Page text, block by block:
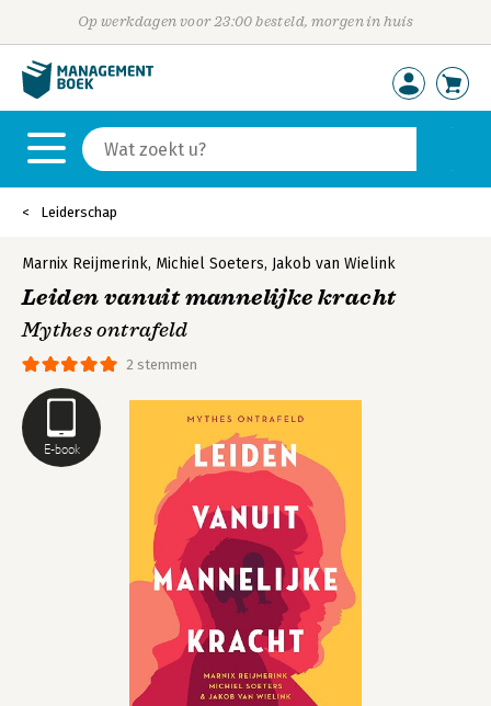
Op werkdagen voor 23:00 besteld, morgen in huis
Leiderschap
E-book
2 stemmen
Marnix Reijmerink, Michiel Soeters, Jakob van Wielink
Leiden vanuit mannelijke kracht
Mythes ontrafeld